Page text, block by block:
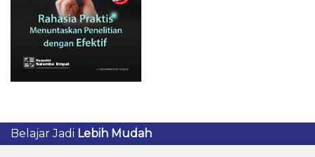
Belajar Jadi Lebih Mudah